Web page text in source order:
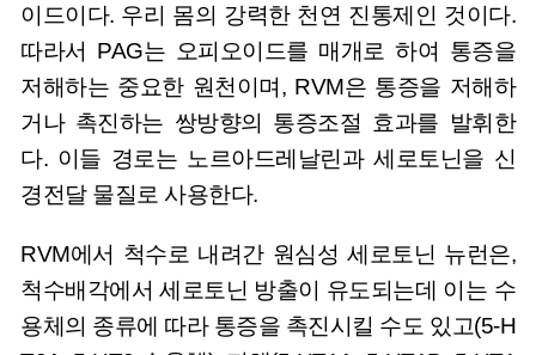
이드이다. 우리 몸의 강력한 천연 진통제인 것이다.
따라서 PAG는 오피오이드를 매개로 하여 통증을
저해하는 중요한 원천이며, RVM은 통증을 저해하
거나 촉진하는 쌍방향의 통증조절 효과를 발휘한
다. 이들 경로는 노르아드레날린과 세로토닌을 신
경전달 물질로 사용한다.
RVM에서 척수로 내려간 원심성 세로토닌 뉴런은,
척수배각에서 세로토닌 방출이 유도되는데 이는 수
용체의 종류에 따라 통증을 촉진시킬 수도 있고(5-H